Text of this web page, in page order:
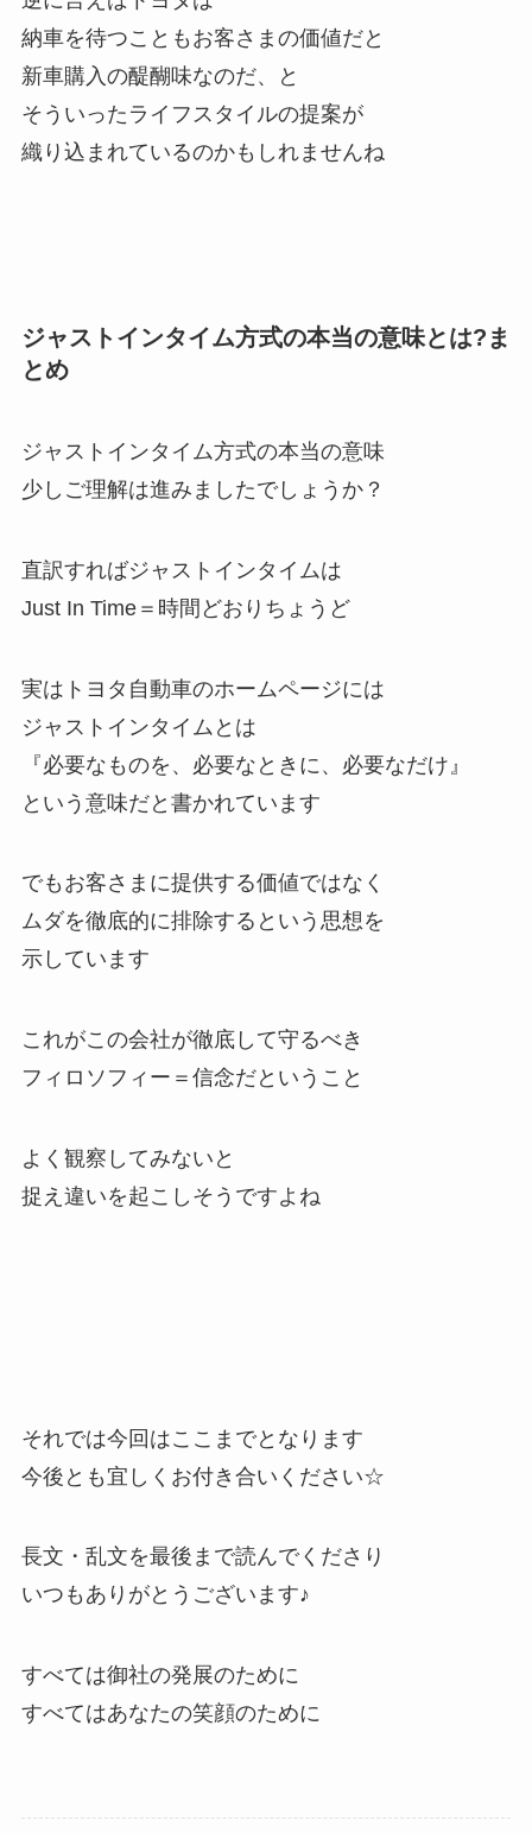
納車を待つこともお客さまの価値だと
新車購入の醍醐味なのだ、と
そういったライフスタイルの提案が
織り込まれているのかもしれませんね
ジャストインタイム方式の本当の意味とは?ま
とめ
ジャストインタイム方式の本当の意味
少しご理解は進みましたでしょうか？
直訳すればジャストインタイムは
Just In Time＝時間どおりちょうど
実はトヨタ自動車のホームページには
ジャストインタイムとは
『必要なものを、必要なときに、必要なだけ』
という意味だと書かれています
でもお客さまに提供する価値ではなく
ムダを徹底的に排除するという思想を
示しています
これがこの会社が徹底して守るべき
フィロソフィー＝信念だということ
よく観察してみないと
捉え違いを起こしそうですよね
それでは今回はここまでとなります
今後とも宜しくお付き合いください☆
長文・乱文を最後まで読んでくださり
いつもありがとうございます♪
すべては御社の発展のために
すべてはあなたの笑顔のために